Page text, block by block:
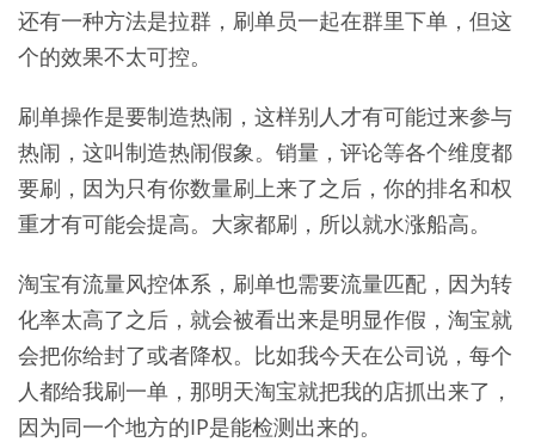
还有一种方法是拉群，刷单员一起在群里下单，但这
个的效果不太可控。
刷单操作是要制造热闹，这样别人才有可能过来参与
热闹，这叫制造热闹假象。销量，评论等各个维度都
要刷，因为只有你数量刷上来了之后，你的排名和权
重才有可能会提高。大家都刷，所以就水涨船高。
淘宝有流量风控体系，刷单也需要流量匹配，因为转
化率太高了之后，就会被看出来是明显作假，淘宝就
会把你给封了或者降权。比如我今天在公司说，每个
人都给我刷一单，那明天淘宝就把我的店抓出来了，
因为同一个地方的IP是能检测出来的。